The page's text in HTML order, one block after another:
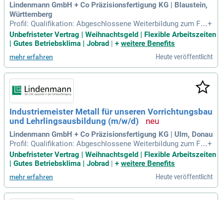
Lindenmann GmbH + Co Präzisionsfertigung KG | Blaustein,
Württemberg
Profil: Qualifikation: Abgeschlossene Weiterbildung zum Fei
nwerkmechanikermeister, Industriemeister, Werkzeugmache
rmeister oder staatlich geprüften Techniker im Bereich Mas
+
Unbefristeter Vertrag | Weihnachtsgeld | Flexible Arbeitszeiten
| Gutes Betriebsklima | Jobrad
+ weitere Benefits
mehr erfahren Heute veröffentlicht
Industriemeister Metall für unseren Vorrichtungsbau
und Lehrlingsausbildung (m/w/d)
Lindenmann GmbH + Co Präzisionsfertigung KG | Ulm, Donau
Profil: Qualifikation: Abgeschlossene Weiterbildung zum Fei
nwerkmechanikermeister, Industriemeister, Werkzeugmache
rmeister oder staatlich geprüften Techniker im Bereich Mas
+
Unbefristeter Vertrag | Weihnachtsgeld | Flexible Arbeitszeiten
| Gutes Betriebsklima | Jobrad | + weitere Benefits
mehr erfahren Heute veröffentlicht